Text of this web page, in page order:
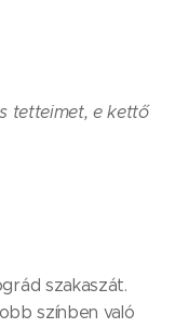
tetteimet, e kettő
szakaszát.
színben való